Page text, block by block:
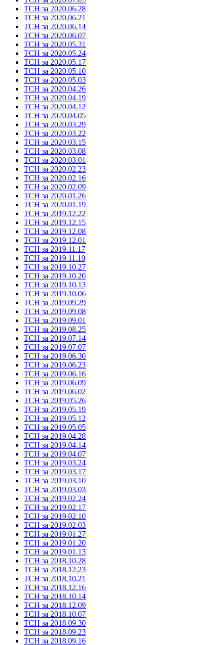
ТСН за 2020.06.28
ТСН за 2020.06.21
ТСН за 2020.06.14
ТСН за 2020.06.07
ТСН за 2020.05.31
ТСН за 2020.05.24
ТСН за 2020.05.17
ТСН за 2020.05.10
ТСН за 2020.05.03
ТСН за 2020.04.26
ТСН за 2020.04.19
ТСН за 2020.04.12
ТСН за 2020.04.05
ТСН за 2020.03.29
ТСН за 2020.03.22
ТСН за 2020.03.15
ТСН за 2020.03.08
ТСН за 2020.03.01
ТСН за 2020.02.23
ТСН за 2020.02.16
ТСН за 2020.02.09
ТСН за 2020.01.26
ТСН за 2020.01.19
ТСН за 2019.12.22
ТСН за 2019.12.15
ТСН за 2019.12.08
ТСН за 2019.12.01
ТСН за 2019.11.17
ТСН за 2019.11.10
ТСН за 2019.10.27
ТСН за 2019.10.20
ТСН за 2019.10.13
ТСН за 2019.10.06
ТСН за 2019.09.29
ТСН за 2019.09.08
ТСН за 2019.09.01
ТСН за 2019.08.25
ТСН за 2019.07.14
ТСН за 2019.07.07
ТСН за 2019.06.30
ТСН за 2019.06.23
ТСН за 2019.06.16
ТСН за 2019.06.09
ТСН за 2019.06.02
ТСН за 2019.05.26
ТСН за 2019.05.19
ТСН за 2019.05.12
ТСН за 2019.05.05
ТСН за 2019.04.28
ТСН за 2019.04.14
ТСН за 2019.04.07
ТСН за 2019.03.24
ТСН за 2019.03.17
ТСН за 2019.03.10
ТСН за 2019.03.03
ТСН за 2019.02.24
ТСН за 2019.02.17
ТСН за 2019.02.10
ТСН за 2019.02.03
ТСН за 2019.01.27
ТСН за 2019.01.20
ТСН за 2019.01.13
ТСН за 2018.10.28
ТСН за 2018.12.23
ТСН за 2018.10.21
ТСН за 2018.12.16
ТСН за 2018.10.14
ТСН за 2018.12.09
ТСН за 2018.10.07
ТСН за 2018.09.30
ТСН за 2018.09.23
ТСН за 2018.09.16